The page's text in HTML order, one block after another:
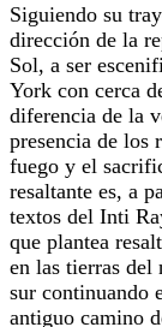
Siguiendo su
dirección de la
Sol, a ser
York con cerca
diferencia de la
presencia de los
fuego y el
resaltante es, a
textos del Inti
que plantea
en las tierras del
sur continuando
antiguo camino